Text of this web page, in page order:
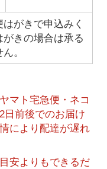
がきで申込みく
がきの場合は承る
。
マト宅急便・ネコ
日前後でのお届け
により配達が遅れ
安よりもできるだ